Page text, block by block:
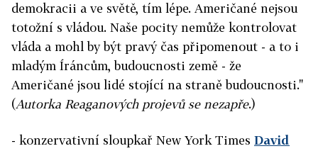
demokracii a ve světě, tím lépe. Američané nejsou
totožní s vládou. Naše pocity nemůže kontrolovat
vláda a mohl by být pravý čas připomenout - a to i
mladým Íráncům, budoucnosti země - že
Američané jsou lidé stojící na straně budoucnosti."
(Autorka Reaganových projevů se nezapře.)
- konzervativní sloupkař New York Times David